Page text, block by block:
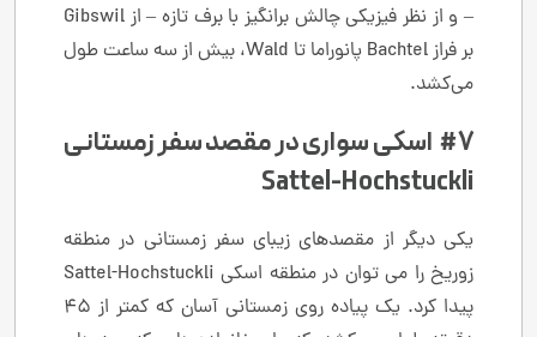
– و از نظر فیزیکی چالش برانگیز با برف تازه – از Gibswil
بر فراز Bachtel پانوراما تا Wald، بیش از سه ساعت طول
می‌کشد.
#7 اسکی سواری در مقصد سفر زمستانی
Sattel-Hochstuckli
یکی دیگر از مقصدهای زیبای سفر زمستانی در منطقه
زوریخ را می توان در منطقه اسکی Sattel-Hochstuckli
پیدا کرد. یک پیاده روی زمستانی آسان که کمتر از 45